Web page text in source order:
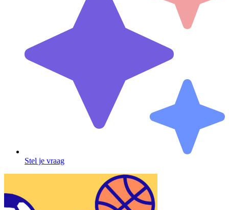
Stel je vraag